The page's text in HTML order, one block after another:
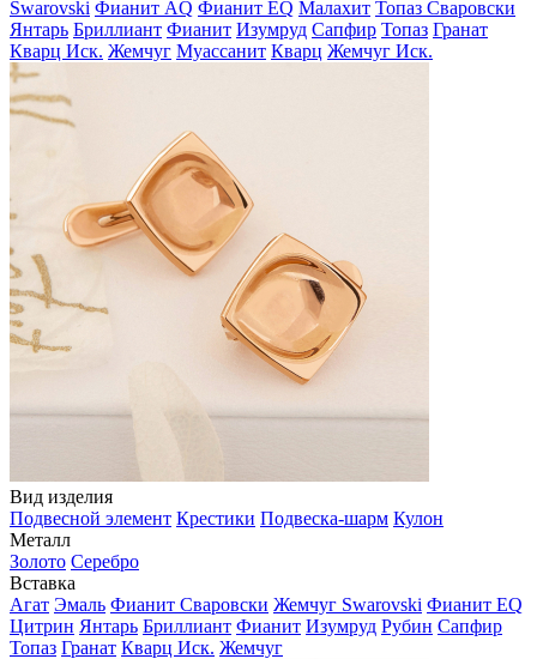
Swarovski Фианит AQ Фианит EQ Малахит Топаз Сваровски
Янтарь Бриллиант Фианит Изумруд Сапфир Топаз Гранат
Кварц Иск. Жемчуг Муассанит Кварц Жемчуг Иск.
Вид изделия
Подвесной элемент Крестики Подвеска-шарм Кулон
Металл
Золото Серебро
Вставка
Агат Эмаль Фианит Сваровски Жемчуг Swarovski Фианит EQ
Цитрин Янтарь Бриллиант Фианит Изумруд Рубин Сапфир
Топаз Гранат Кварц Иск. Жемчуг